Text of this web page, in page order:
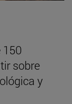
150
sobre
y